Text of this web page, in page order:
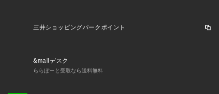
三井ショッピングパークポイント
&mallデスク
ららぽーと受取なら送料無料